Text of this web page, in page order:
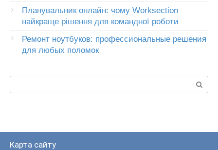
Планувальник онлайн: чому Worksection
найкраще рішення для командної роботи
Ремонт ноутбуков: профессиональные решения
для любых поломок
Карта сайту